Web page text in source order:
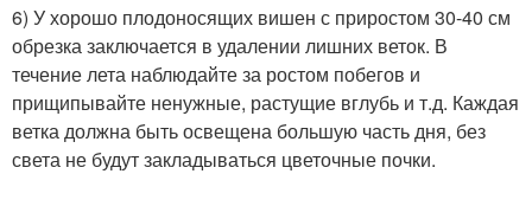
6) У хорошо плодоносящих вишен с приростом 30-40 см
обрезка заключается в удалении лишних веток. В
течение лета наблюдайте за ростом побегов и
прищипывайте ненужные, растущие вглубь и т.д. Каждая
ветка должна быть освещена большую часть дня, без
света не будут закладываться цветочные почки.